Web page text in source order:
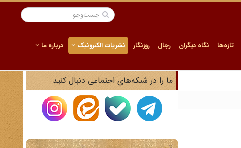
تازه‌ها نگاه دیگران رجال روزنگار نشریات الکترونیک درباره ما
ما را در شبکه‌های اجتماعی دنبال کنید